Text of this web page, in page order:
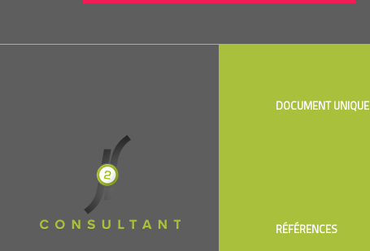
DOCUMENT UNIQUE
RÉFÉRENCES